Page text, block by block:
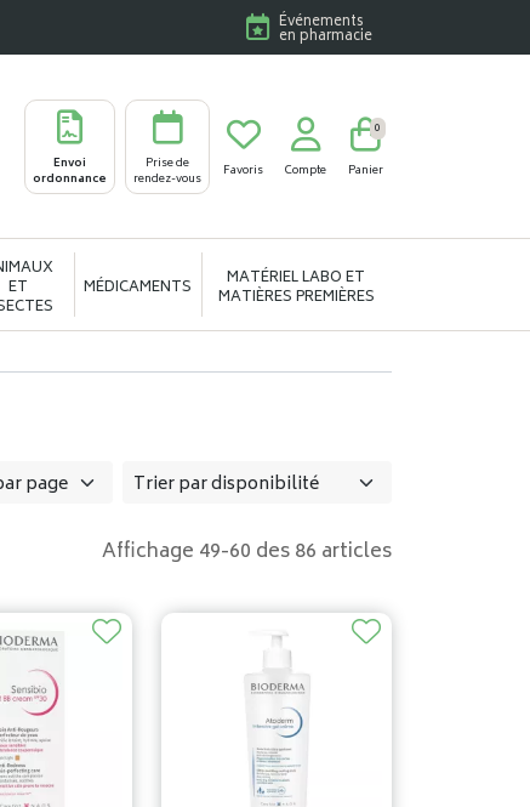
Événements
en pharmacie
Envoi
ordonnance
Prise de
rendez-vous
Favoris Compte Panier
0
ET MÉDICAMENTS MATÉRIEL LABO ET
MATIÈRES PREMIÈRES
Affichage 49-60 des 86 articles